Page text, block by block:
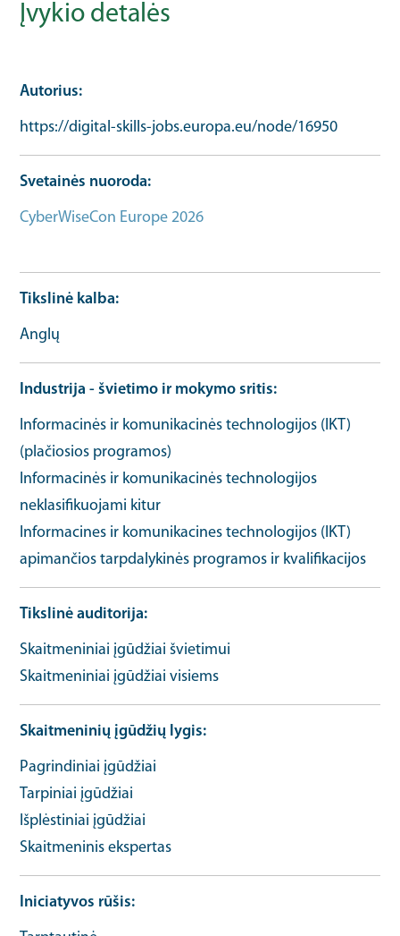
Įvykio detalės
Autorius
https://digital-skills-jobs.europa.eu/node/16950
Svetainės nuoroda
CyberWiseCon Europe 2026
Tikslinė kalba
Anglų
Industrija - švietimo ir mokymo sritis
Informacinės ir komunikacinės technologijos (IKT)
(plačiosios programos)
Informacinės ir komunikacinės technologijos
neklasifikuojami kitur
Informacines ir komunikacines technologijos (IKT)
apimančios tarpdalykinės programos ir kvalifikacijos
Tikslinė auditorija
Skaitmeniniai įgūdžiai švietimui
Skaitmeniniai įgūdžiai visiems
Skaitmeninių įgūdžių lygis
Pagrindiniai įgūdžiai
Tarpiniai įgūdžiai
Išplėstiniai įgūdžiai
Skaitmeninis ekspertas
Iniciatyvos rūšis